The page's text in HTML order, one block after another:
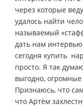
через которые
удалось найти
называемый
дать нам
сегодня купить
просто. Я так
выгодно, огромные
Признаюсь, что
что Артём